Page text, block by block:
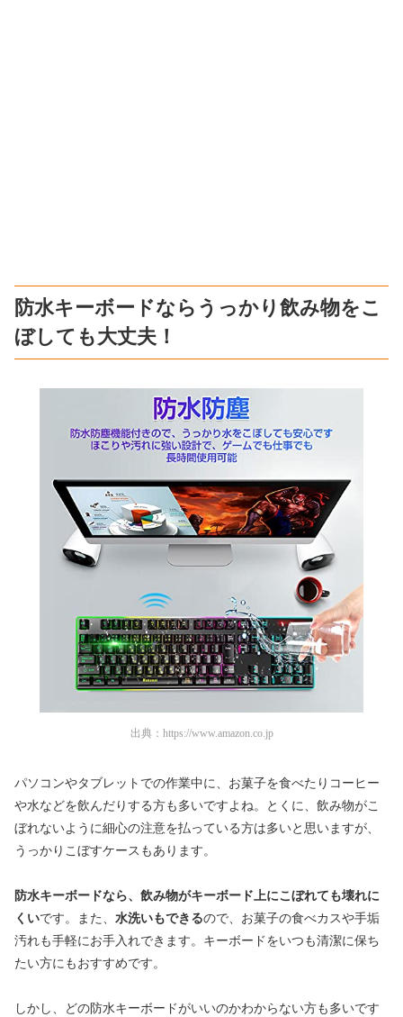
防水キーボードならうっかり飲み物をこ
ぼしても大丈夫！
出典： https://www.amazon.co.jp
パソコンやタブレットでの作業中に、お菓子を食べたりコーヒー
や水などを飲んだりする方も多いですよね。とくに、飲み物がこ
ぼれないように細心の注意を払っている方は多いと思いますが、
うっかりこぼすケースもあります。
防水キーボードなら、飲み物がキーボード上にこぼれても壊れに
くいです。また、 水洗いもできるので、お菓子の食べカスや手垢
汚れも手軽にお手入れできます。キーボードをいつも清潔に保ち
たい方にもおすすめです。
しかし、どの防水キーボードがいいのかわからない方も多いです